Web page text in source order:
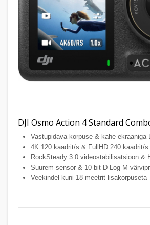
DJI Osmo Action 4 Standard
Vastupidava korpuse & kahe ekraaniga
4K 120 kaadrit/s & FullHD 240 kaadrit/
RockSteady 3.0 videostabilisatsioon &
Suurem sensor & 10-bit D-Log M
Veekindel kuni 18 meetrit lisakorpuseta